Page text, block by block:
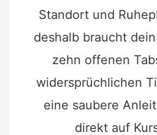
Standort und
deshalb braucht
zehn offenen
widersprüchlichen
eine saubere
direkt auf